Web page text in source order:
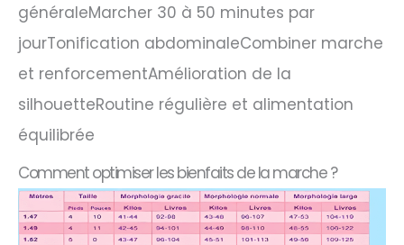
généraleMarcher 30 à 50 minutes par
jourTonification abdominaleCombiner marche
et renforcementAmélioration de la
silhouetteRoutine régulière et alimentation
équilibrée
Comment optimiser les bienfaits de la marche ?